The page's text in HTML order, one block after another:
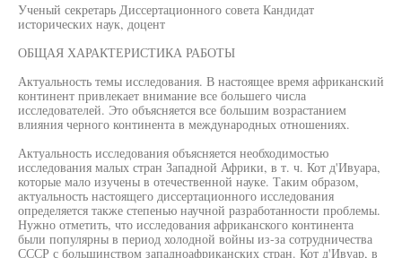
Ученый секретарь Диссертационного совета Кандидат
исторических наук, доцент
ОБЩАЯ ХАРАКТЕРИСТИКА РАБОТЫ
Актуальность темы исследования. В настоящее время африканский
континент привлекает внимание все большего числа
исследователей. Это объясняется все большим возрастанием
влияния черного континента в международных отношениях.
Актуальность исследования объясняется необходимостью
исследования малых стран Западной Африки, в т. ч. Кот д'Ивуара,
которые мало изучены в отечественной науке. Таким образом,
актуальность настоящего диссертационного исследования
определяется также степенью научной разработанности проблемы.
Нужно отметить, что исследования африканского континента
были популярны в период холодной войны из-за сотрудничества
СССР с большинством западноафриканских стран. Кот д'Ивуар, в